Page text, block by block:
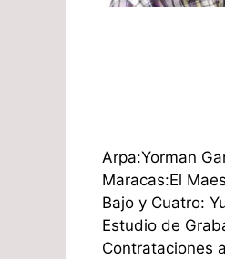
Arpa:Yorman
Maracas:El
Bajo y Cuatro:
Estudio de
Contrataciones